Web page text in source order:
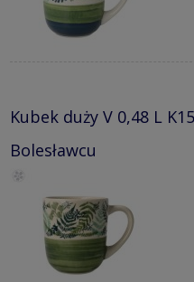
Kubek duży V 0,48 L
Bolesławcu